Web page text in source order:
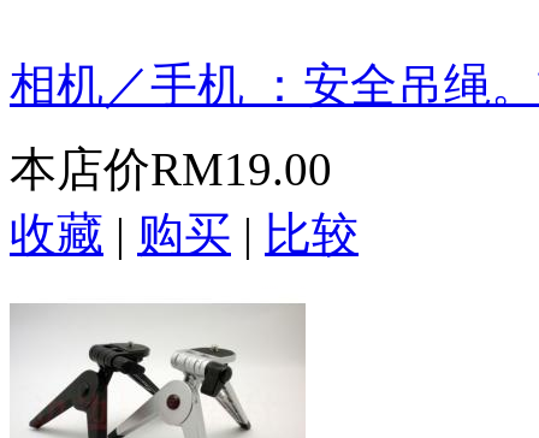
相机／手机 ：安全吊绳
本店价RM19.00
收藏 | 购买 | 比较